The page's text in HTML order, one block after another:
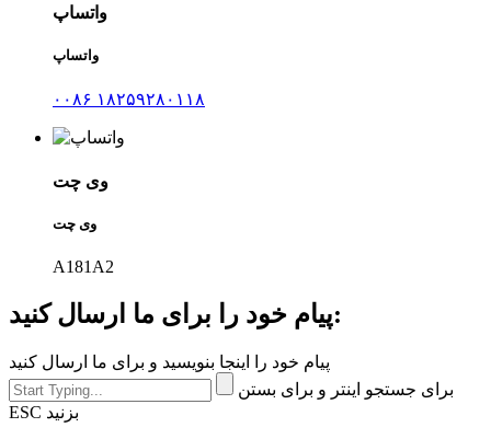
واتساپ
واتساپ
۰۰۸۶ ۱۸۲۵۹۲۸۰۱۱۸
وی چت
وی چت
A181A2
پیام خود را برای ما ارسال کنید:
پیام خود را اینجا بنویسید و برای ما ارسال کنید
برای جستجو اینتر و برای بستن
ESC بزنید